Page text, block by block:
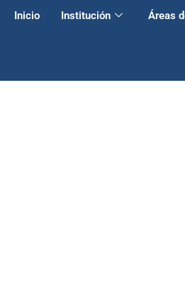
Inicio Institución Áreas